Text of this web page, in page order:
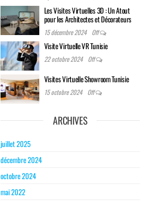
Les Visites Virtuelles 3D : Un Atout
pour les Architectes et Décorateurs
15 décembre 2024 Off
Visite Virtuelle VR Tunisie
22 octobre 2024 Off
Visites Virtuelle Showroom Tunisie
15 octobre 2024 Off
ARCHIVES
juillet 2025
décembre 2024
octobre 2024
mai 2022